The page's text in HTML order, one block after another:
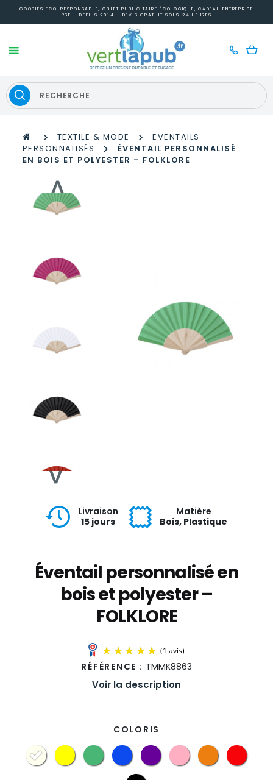
GOODIES ECO-RESPONSABLE, OBJET PUBLICITAIRE ÉCOLOGIQUE, CADEAU ENTREPRISE
RSE - DEPUIS 2014 - DEVIS GRATUIT SOUS 24 HEURES
> TEXTILE & MODE >
EVENTAILS
PERSONNALISÉS
>
ÉVENTAIL PERSONNALISÉ
EN BOIS ET POLYESTER – FOLKLORE
Livraison
15 jours
Matière
Bois, Plastique
Éventail personnalisé en
bois et polyester –
FOLKLORE
(1 avis)
RÉFÉRENCE : TMMK8863
Voir la description
COLORIS